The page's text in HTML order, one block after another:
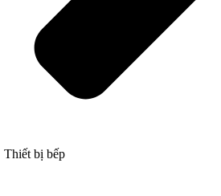
Thiết bị bếp